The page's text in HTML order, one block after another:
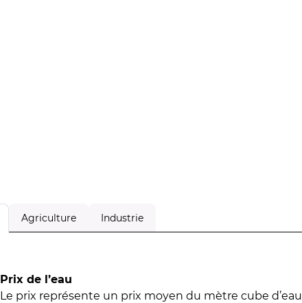
Agriculture Industrie
Prix de l’eau
Le prix représente un prix moyen du mètre cube